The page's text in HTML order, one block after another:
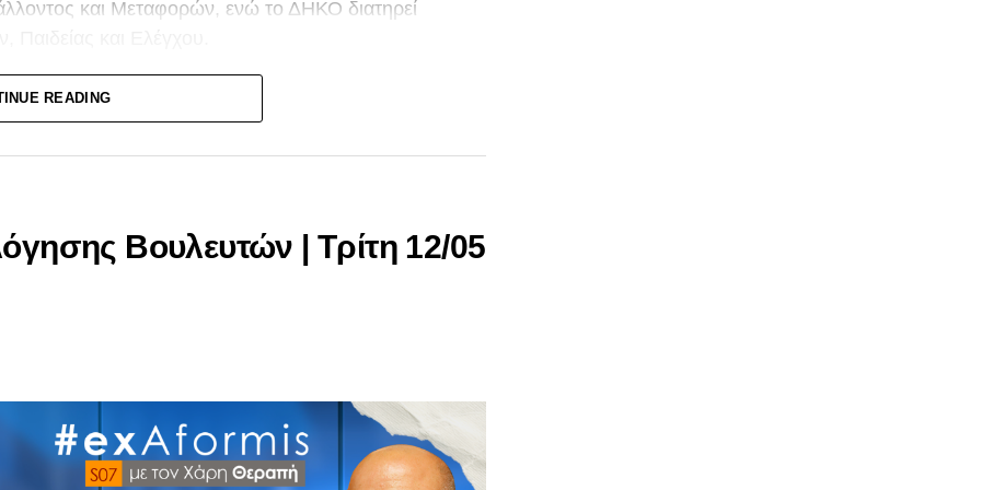
και Μεταφορών, ενώ το ΔΗΚΟ διατηρεί
(ΔΗΣΥ)
READING
Βουλευτών | Τρίτη 12/05